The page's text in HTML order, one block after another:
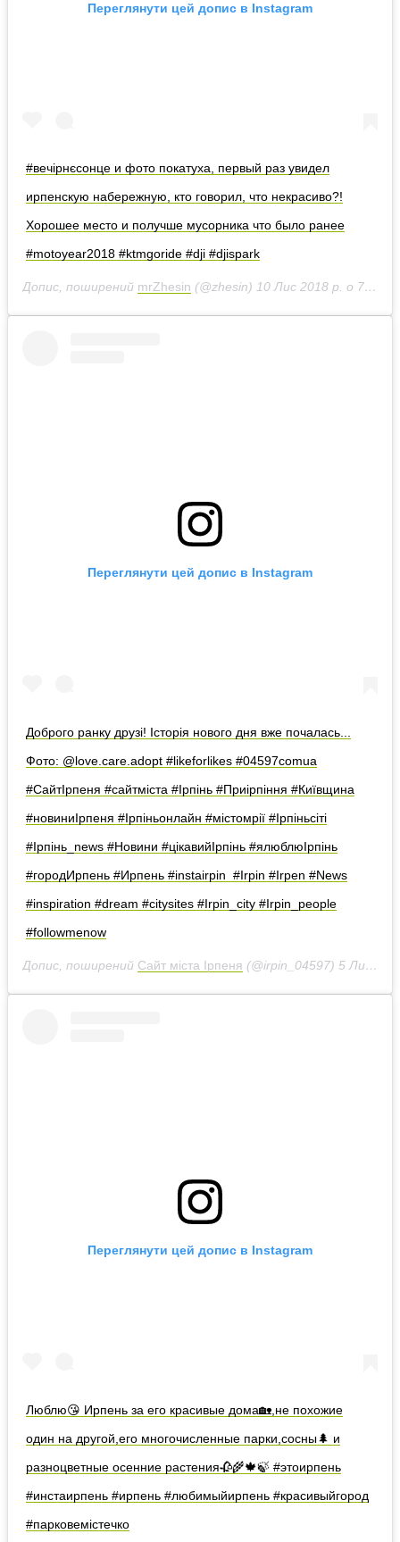
Переглянути цей допис в Instagram
#вечірнєсонце и фото покатуха, первый раз увидел
ирпенскую набережную, кто говорил, что некрасиво?!
Хорошее место и получше мусорника что было ранее
#motoyear2018 #ktmgoride #dji #djispark
Допис, поширений mrZhesin (@zhesin) 10 Лис 2018 р. о 7:28 PST
Переглянути цей допис в Instagram
Доброго ранку друзі! Історія нового дня вже почалась...
Фото: @love.care.adopt #likeforlikes #04597comua
#СайтІрпеня #сайтміста #Ірпінь #Приірпіння #Київщина
#новиниІрпеня #Ірпіньонлайн #містомрії #Ірпіньсіті
#Ірпінь_news #Новини #цікавийІрпінь #ялюблюІрпінь
#городИрпень #Ирпень #instairpin #Irpin #Irpen #News
#inspiration #dream #citysites #Irpin_city #Irpin_people
#followmenow
Допис, поширений Сайт міста Ірпеня (@irpin_04597) 5 Лис 2018 р. о 11:24 PST
Переглянути цей допис в Instagram
Люблю😘 Ирпень за его красивые дома🏡,не похожие
один на другой,его многочисленные парки,сосны🌲 и
разноцветные осенние растения🥀🌾🍁🍃 #этоирпень
#инстаирпень #ирпень #любимыйирпень #красивыйгород
#парковемiстечко